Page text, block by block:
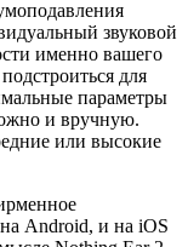
звуковой
именно вашего
для
параметры
и вручную.
или высокие
Android, и на iOS